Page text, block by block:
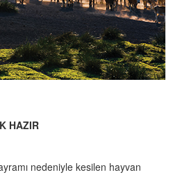
HAZIR
nedeniyle kesilen hayvan